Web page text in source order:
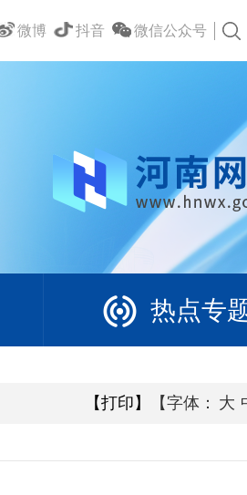
微信公众号
抖音
微博
热点专
【打印】 【字体： 大